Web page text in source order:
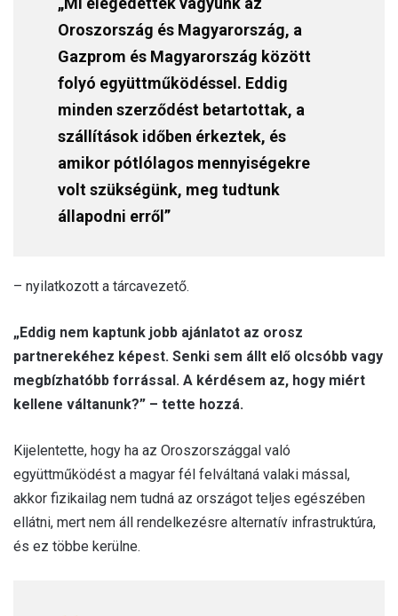
Oroszország és Magyarország, a
Gazprom és Magyarország között
folyó együttműködéssel. Eddig
minden szerződést betartottak, a
szállítások időben érkeztek, és
amikor pótlólagos mennyiségekre
volt szükségünk, meg tudtunk
állapodni erről”
– nyilatkozott a tárcavezető.
„Eddig nem kaptunk jobb ajánlatot az orosz
partnerekéhez képest. Senki sem állt elő olcsóbb vagy
megbízhatóbb forrással. A kérdésem az, hogy miért
kellene váltanunk?” – tette hozzá.
Kijelentette, hogy ha az Oroszországgal való
együttműködést a magyar fél felváltaná valaki mással,
akkor fizikailag nem tudná az országot teljes egészében
ellátni, mert nem áll rendelkezésre alternatív infrastruktúra,
és ez többe kerülne.